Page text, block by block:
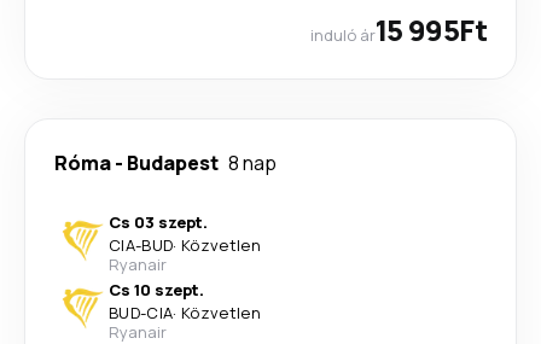
induló ár15 995Ft
Róma- Budapest 8 nap
Cs 03 szept.
CIA-BUD· Közvetlen
Ryanair
Cs 10 szept.
BUD-CIA· Közvetlen
Ryanair